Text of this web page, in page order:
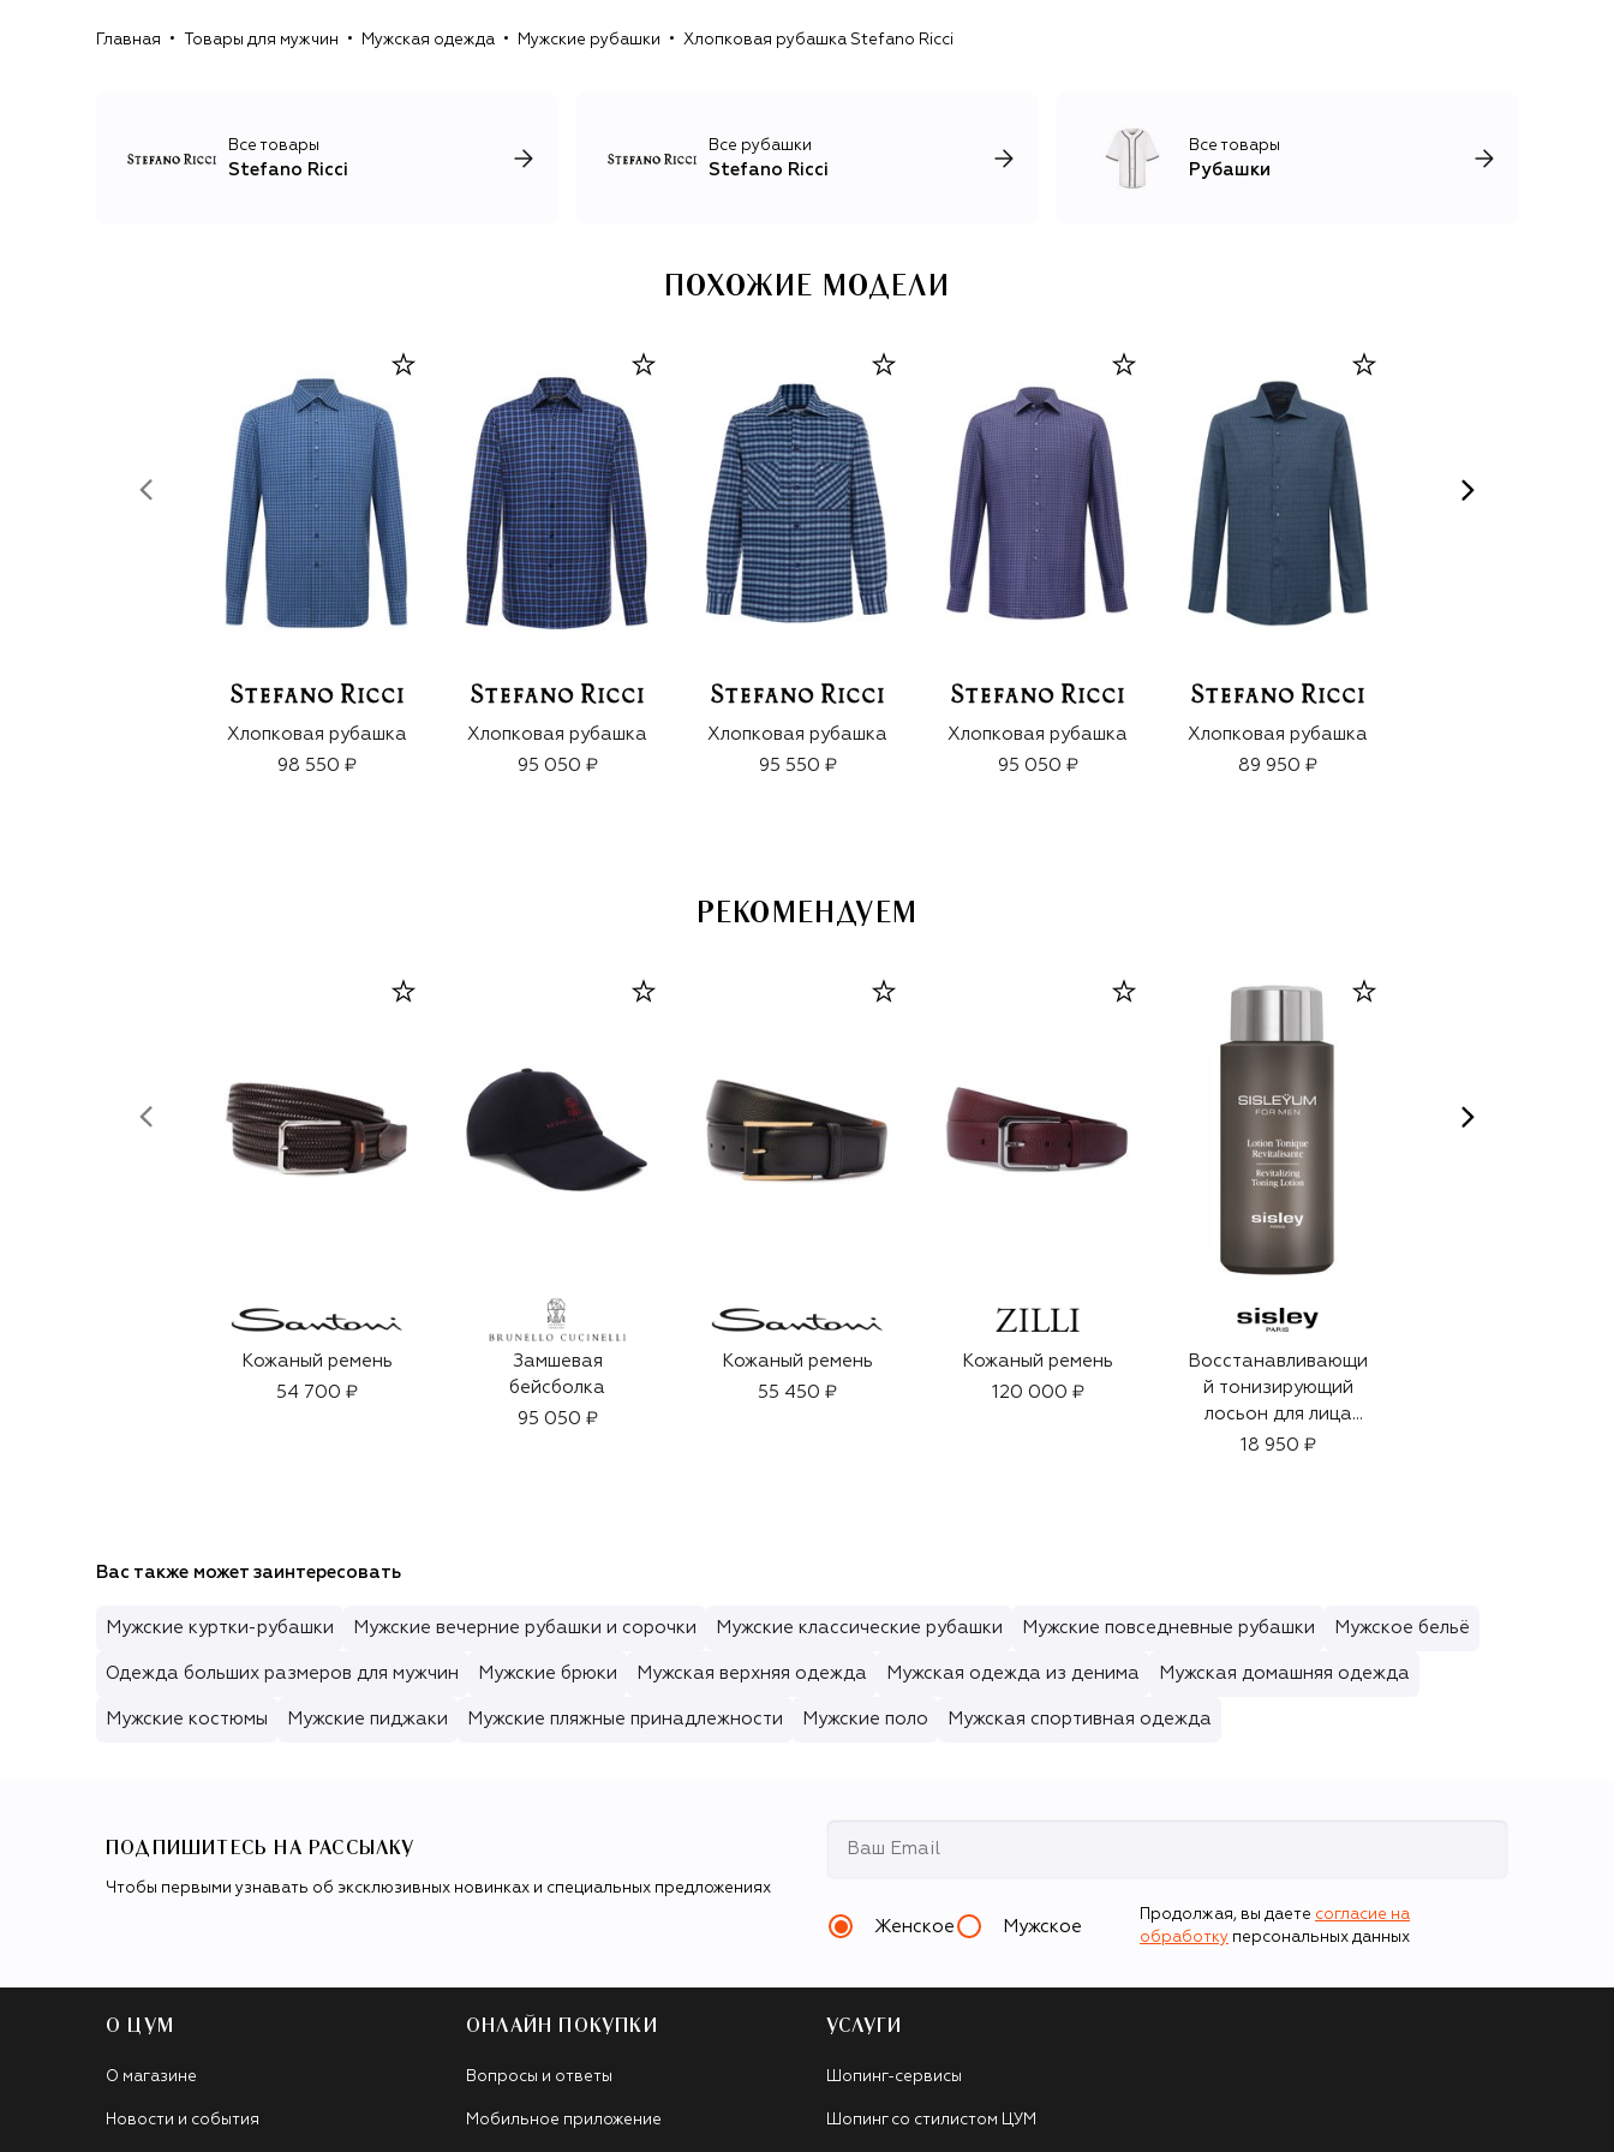
с пестрыми орнаментами на аксессуарах: клеткой, пье-
достоинство.
Главная Товары для мужчин Мужская одежда Мужские рубашки Хлопковая рубашка Stefano Ricci
Все товары
Stefano Ricci
Все рубашки
Stefano Ricci
Все товары
Рубашки
ПОХОЖИЕ МОДЕЛИ
Хлопковая рубашка
98 550 ₽
Хлопковая рубашка
95 050 ₽
Хлопковая рубашка
95 550 ₽
Хлопковая рубашка
95 050 ₽
Хлопковая рубашка
89 950 ₽
РЕКОМЕНДУЕМ
Кожаный ремень
54 700 ₽
Замшевая
бейсболка
95 050 ₽
Кожаный ремень
55 450 ₽
Кожаный ремень
120 000 ₽
Восстанавливающи
й тонизирующий
лосьон для лица
(150ml)
18 950 ₽
Вас также может заинтересовать
Мужские куртки-рубашки Мужские вечерние рубашки и сорочки Мужские классические рубашки Мужские повседневные рубашки Мужское бельё
Одежда больших размеров для мужчин Мужские брюки Мужская верхняя одежда Мужская одежда из денима Мужская домашняя одежда
Мужские костюмы Мужские пиджаки Мужские пляжные принадлежности Мужские поло Мужская спортивная одежда
ПОДПИШИТЕСЬ НА РАССЫЛКУ
Чтобы первыми узнавать об эксклюзивных новинках и специальных предложениях
Женское Мужское
Продолжая, вы даете согласие на
обработку персональных данных
О ЦУМ
О магазине
Новости и события
ОНЛАЙН ПОКУПКИ
Вопросы и ответы
Мобильное приложение
УСЛУГИ
Шопинг-сервисы
Шопинг со стилистом ЦУМ